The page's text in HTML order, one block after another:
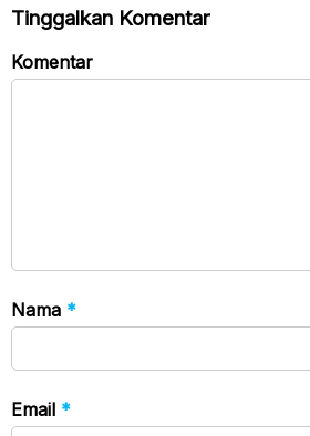
Tinggalkan Komentar
Komentar
Nama *
Email *